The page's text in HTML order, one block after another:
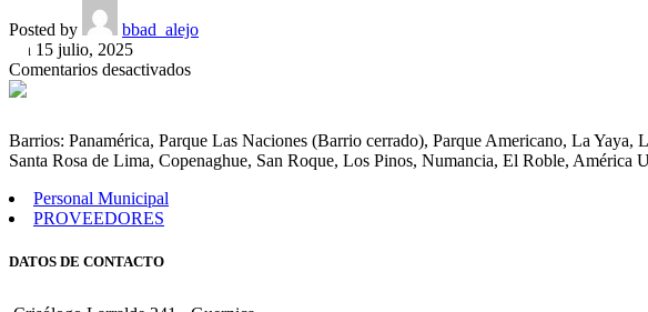
Posted by
bbad_alejo
On 15 julio, 2025
Comentarios desactivadosen
Barrios: Panamérica, Parque Las Naciones (Barrio cerrado), Parque Americano, La
Santa Rosa de Lima, Copenaghue, San Roque, Los Pinos, Numancia, El Roble, América
Personal Municipal
PROVEEDORES
DATOS DE CONTACTO